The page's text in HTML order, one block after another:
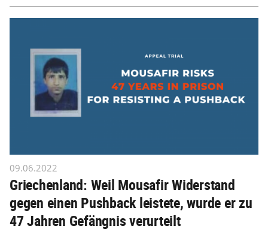
09.06.2022
Griechenland: Weil Mousafir Widerstand
gegen einen Pushback leistete, wurde er zu
47 Jahren Gefängnis verurteilt